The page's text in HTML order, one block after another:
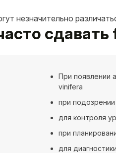
незначительно
При появлении
vinifera
при
для контроля
при
для